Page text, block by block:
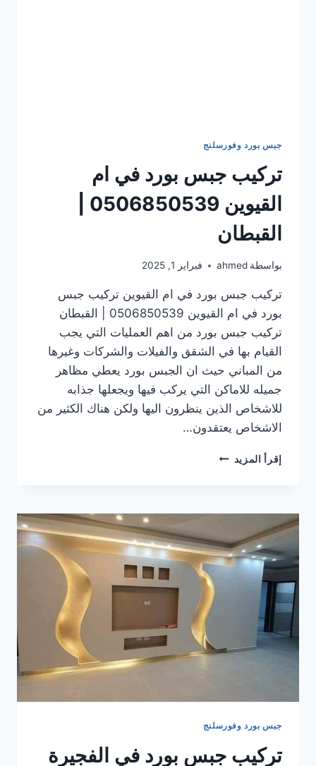
جبس بورد وفورسلنج
تركيب جبس بورد في ام
القبطان
بواسطة ahmed فبراير 1, 2025
تركيب جبس بورد في ام القيوين تركيب جبس
بورد في ام القيوين 0506850539 | القبطان
تركيب جبس بورد من اهم العمليات التي يجب
القيام بها في الشقق والفيلات والشركات وغيرها
من المباني حيث ان الجبس بورد يعطي مظاهر
جميله للاماكن التي يركب فيها ويجعلها جذابه
للاشخاص الذين ينظرون اليها ولكن هناك الكثير من
الاشخاص يعتقدون…
إقرأ المزيد تركيب
القيوين
0506850539
|
القبطان
جبس بورد وفورسلنج
تركيب جبس بورد في الفجيرة